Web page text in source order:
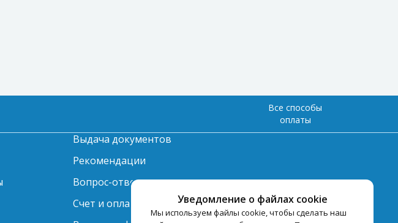
Уведомление о файлах cookie
Мы используем файлы cookie, чтобы сделать наш
Все способы
оплаты
Выдача документов
Рекомендации
Вопрос-ответ
Счет и оплата